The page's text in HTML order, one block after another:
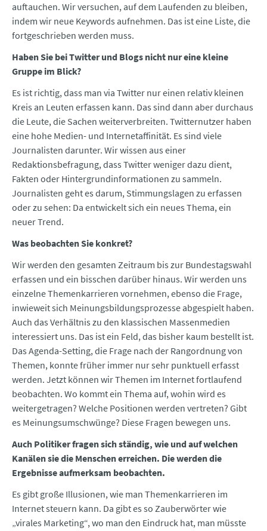
auftauchen. Wir versuchen, auf dem Laufenden zu bleiben,
indem wir neue Keywords aufnehmen. Das ist eine Liste, die
fortgeschrieben werden muss.
Haben Sie bei Twitter und Blogs nicht nur eine kleine
Gruppe im Blick?
Es ist richtig, dass man via Twitter nur einen relativ kleinen
Kreis an Leuten erfassen kann. Das sind dann aber durchaus
die Leute, die Sachen weiterverbreiten. Twitternutzer haben
eine hohe Medien- und Internetaffinität. Es sind viele
Journalisten darunter. Wir wissen aus einer
Redaktionsbefragung, dass Twitter weniger dazu dient,
Fakten oder Hintergrundinformationen zu sammeln.
Journalisten geht es darum, Stimmungslagen zu erfassen
oder zu sehen: Da entwickelt sich ein neues Thema, ein
neuer Trend.
Was beobachten Sie konkret?
Wir werden den gesamten Zeitraum bis zur Bundestagswahl
erfassen und ein bisschen darüber hinaus. Wir werden uns
einzelne Themenkarrieren vornehmen, ebenso die Frage,
inwieweit sich Meinungsbildungsprozesse abgespielt haben.
Auch das Verhältnis zu den klassischen Massenmedien
interessiert uns. Das ist ein Feld, das bisher kaum bestellt ist.
Das Agenda-Setting, die Frage nach der Rangordnung von
Themen, konnte früher immer nur sehr punktuell erfasst
werden. Jetzt können wir Themen im Internet fortlaufend
beobachten. Wo kommt ein Thema auf, wohin wird es
weitergetragen? Welche Positionen werden vertreten? Gibt
es Meinungsumschwünge? Diese Fragen bewegen uns.
Auch Politiker fragen sich ständig, wie und auf welchen
Kanälen sie die Menschen erreichen. Die werden die
Ergebnisse aufmerksam beobachten.
Es gibt große Illusionen, wie man Themenkarrieren im
Internet steuern kann. Da gibt es so Zauberwörter wie
„virales Marketing“, wo man den Eindruck hat, man müsste